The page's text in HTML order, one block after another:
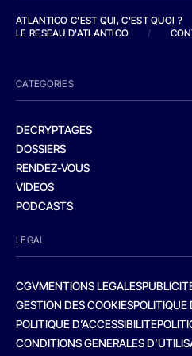
ATLANTICO C'EST QUI, C'EST QUOI ?
LE RESEAU D'ATLANTICO
/
CATEGORIES
DECRYPTAGES
DOSSIERS
RENDEZ-VOUS
VIDEOS
PODCASTS
LEGAL
CGVMENTIONS LEGALES
GESTION DES COOKIESPOLITIQUE
POLITIQUE D’ACCESSIBILITE
CONDITIONS GENERALES